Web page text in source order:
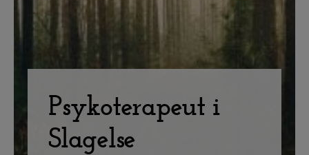
Psykoterapeut i
Slagelse